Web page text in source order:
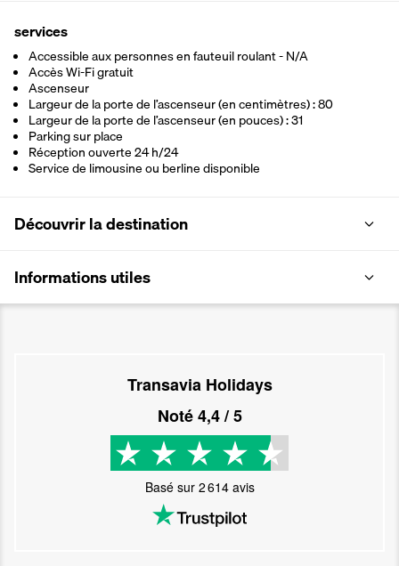
services
Accessible aux personnes en fauteuil roulant - N/A
Accès Wi-Fi gratuit
Ascenseur
Largeur de la porte de l’ascenseur (en centimètres) : 80
Largeur de la porte de l’ascenseur (en pouces) : 31
Parking sur place
Réception ouverte 24 h/24
Service de limousine ou berline disponible
Découvrir la destination
Informations utiles
Transavia Holidays
Noté4,4/ 5
Basé sur 2 614avis